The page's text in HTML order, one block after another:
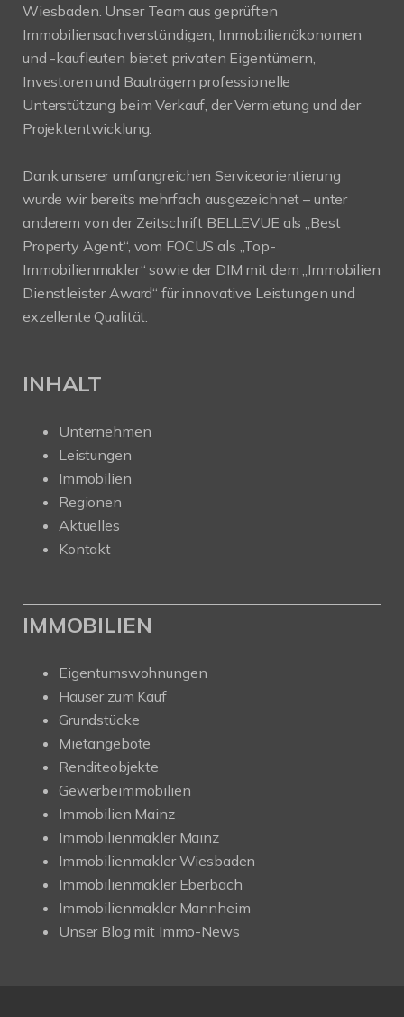
Wiesbaden. Unser Team aus geprüften
Immobiliensachverständigen, Immobilienökonomen
und -kaufleuten bietet privaten Eigentümern,
Investoren und Bauträgern professionelle
Unterstützung beim Verkauf, der Vermietung und der
Projektentwicklung.
Dank unserer umfangreichen Serviceorientierung
wurde wir bereits mehrfach ausgezeichnet – unter
anderem von der Zeitschrift BELLEVUE als „Best
Property Agent“, vom FOCUS als „Top-
Immobilienmakler“ sowie der DIM mit dem „Immobilien
Dienstleister Award“ für innovative Leistungen und
exzellente Qualität.
INHALT
Unternehmen
Leistungen
Immobilien
Regionen
Aktuelles
Kontakt
IMMOBILIEN
Eigentumswohnungen
Häuser zum Kauf
Grundstücke
Mietangebote
Renditeobjekte
Gewerbeimmobilien
Immobilien Mainz
Immobilienmakler Mainz
Immobilienmakler Wiesbaden
Immobilienmakler Eberbach
Immobilienmakler Mannheim
Unser Blog mit Immo-News